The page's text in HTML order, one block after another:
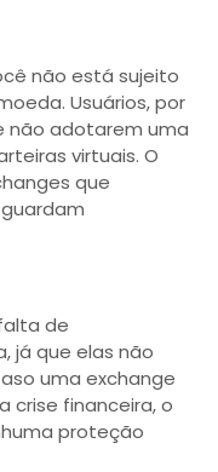
não está sujeito
Usuários, por
não adotarem uma
virtuais. O
que
de
já que elas não
uma exchange
crise financeira, o
proteção